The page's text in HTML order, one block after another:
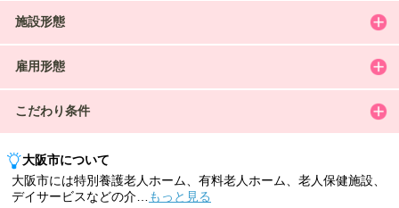
施設形態
雇用形態
こだわり条件
大阪市について
大阪市には特別養護老人ホーム、有料老人ホーム、老人保健施設、
デイサービスなどの介
もっと見る